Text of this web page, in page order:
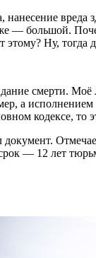
— большой.
Ну, тогда
смерти.
а исполнением
кодексе,
— 12 лет